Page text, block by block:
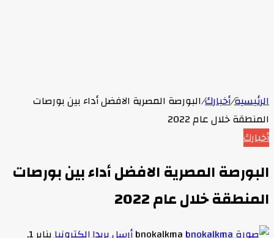
الرئيسية/أخبارك/البورصة المصرية الافضل أداء بين بورصات
المنطقة خلال عام 2022
أخبارك
البورصة المصرية الافضل أداء بين بورصات
المنطقة خلال عام 2022
bnokalkmaأرسل بريدا إلكترونيا
يناير 1,